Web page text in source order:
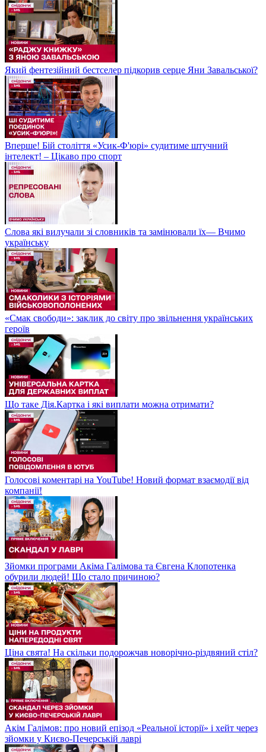
Який фентезійний бестселер підкорив серце Яни Завальської?
Вперше! Бій століття «Усик-Ф'юрі» судитиме штучний
інтелект! – Цікаво про спорт
Слова які вилучали зі словників та замінювали їх— Вчимо
українську
«Смак свободи»: заклик до світу про звільнення українських
героїв
Що таке Дія.Картка і які виплати можна отримати?
Голосові коментарі на YouTube! Новий формат взаємодії від
компанії!
Зйомки програми Акіма Галімова та Євгена Клопотенка
обурили людей! Що стало причиною?
Ціна свята! На скільки подорожчав новорічно-різдвяний стіл?
Акім Галімов: про новий епізод «Реальної історії» і хейт через
зйомки у Києво-Печерській лаврі